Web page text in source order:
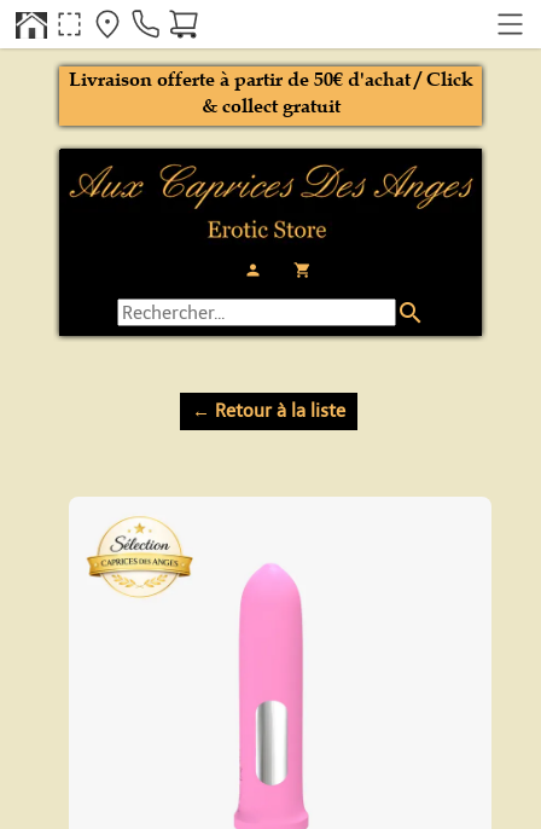
person local_grocery_store
Livraison offerte à partir de 50€ d'achat / Click
& collect gratuit
search
← Retour à la liste